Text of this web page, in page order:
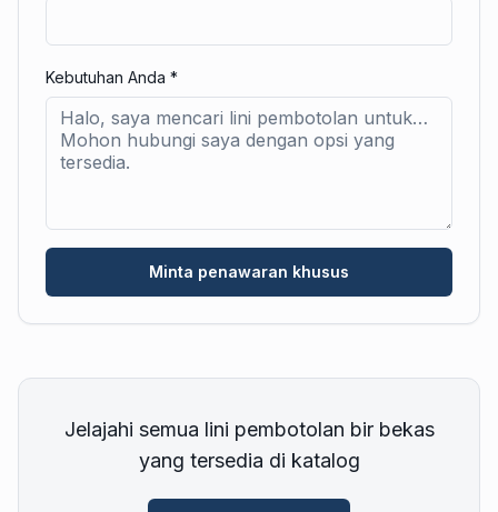
Kebutuhan Anda *
Minta penawaran khusus
Jelajahi semua lini pembotolan bir bekas
yang tersedia di katalog